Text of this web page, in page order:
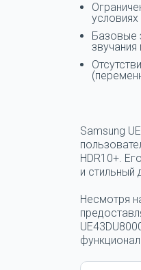
Базовые
Samsung
HDR10+.
и стильный
Несмотря